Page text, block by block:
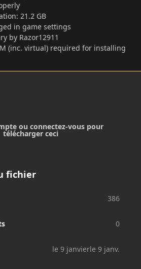
21.2 GB
in game settings
by Razor12911
(inc. virtual) required for installing
ou connectez-vous pour
télécharger ceci
fichier
386
0
le 9 janvierle 9 janv.